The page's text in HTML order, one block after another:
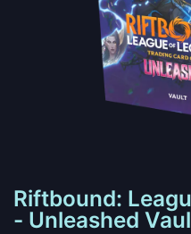
Riftbound:
- Unleashed